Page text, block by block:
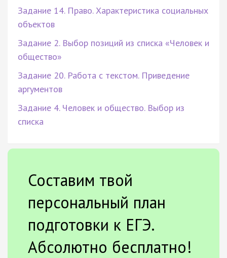
Задание 14. Право. Характеристика социальных
объектов
Задание 2. Выбор позиций из списка «Человек и
общество»
Задание 20. Работа с текстом. Приведение
аргументов
Задание 4. Человек и общество. Выбор из
списка
Составим твой
персональный план
подготовки к ЕГЭ.
Абсолютно бесплатно!